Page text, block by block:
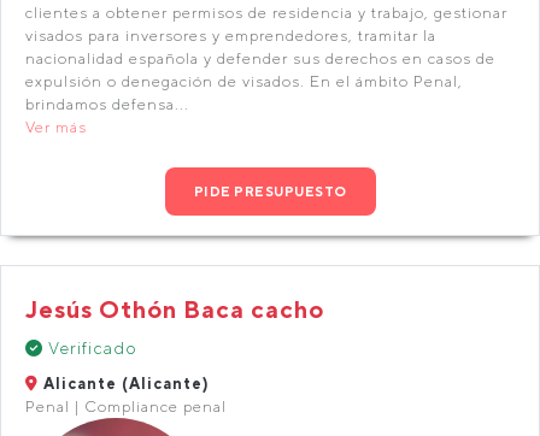
clientes a obtener permisos de residencia y trabajo, gestionar
visados para inversores y emprendedores, tramitar la
nacionalidad española y defender sus derechos en casos de
expulsión o denegación de visados. En el ámbito Penal,
brindamos defensa...
Ver más
PIDE PRESUPUESTO
Jesús Othón Baca cacho
Verificado
Alicante (Alicante)
Penal | Compliance penal